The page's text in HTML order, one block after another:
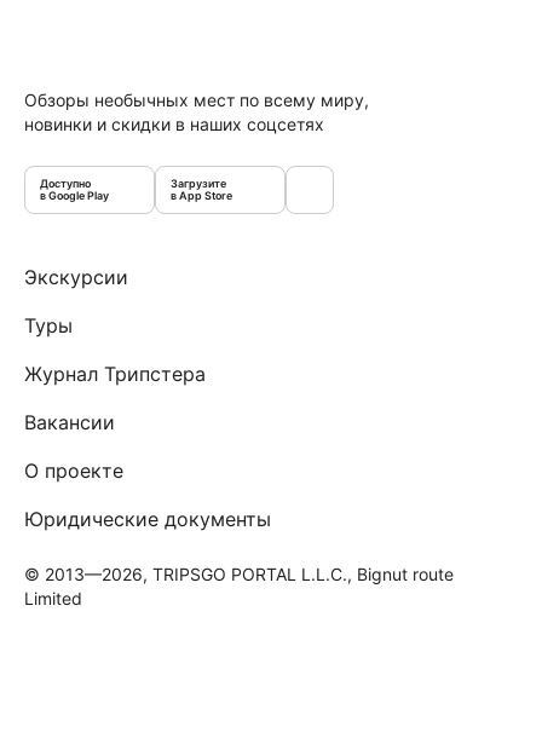
Обзоры необычных мест по всему миру,
новинки и скидки в наших соцсетях
Доступно
в Google Play
Загрузите
в App Store
Экскурсии
Туры
Журнал Трипстера
Вакансии
О проекте
Юридические документы
© 2013—2026, TRIPSGO PORTAL L.L.C., Bignut route
Limited